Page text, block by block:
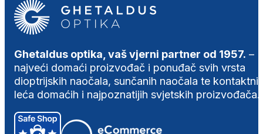
Ghetaldus optika, vaš vjerni partner od 1957. –
najveći domaći proizvođač i ponuđač svih vrsta
dioptrijskih naočala, sunčanih naočala te
leća domaćih i najpoznatijih svjetskih proizvođača.